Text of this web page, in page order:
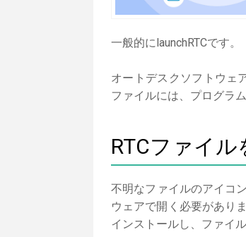
一般的にlaunchRTCです。
オートデスクソフトウェ
ファイルには、プログラ
RTCファイル
不明なファイルのアイコ
ウェアで開く必要があり
インストールし、ファイ